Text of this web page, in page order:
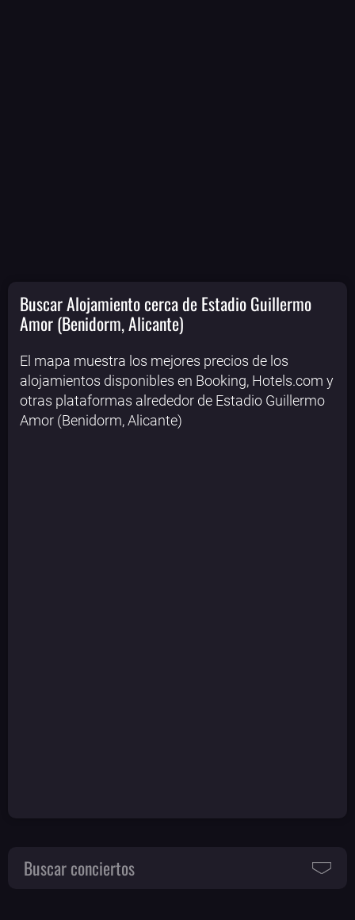
Buscar Alojamiento cerca de Estadio Guillermo
Amor (Benidorm, Alicante)
El mapa muestra los mejores precios de los
alojamientos disponibles en Booking, Hotels.com y
otras plataformas alrededor de Estadio Guillermo
Amor (Benidorm, Alicante)
Buscar conciertos